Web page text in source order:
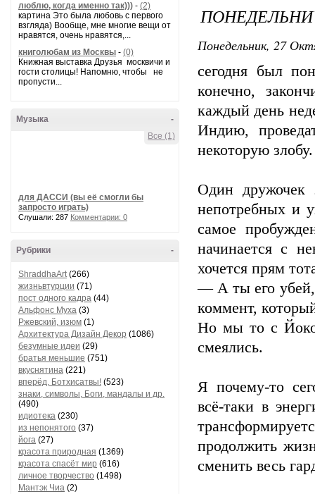
люблю, когда именно так))) - (2)
картина Это была любовь с первого
взгляда) Вообще, мне многие вещи от
нравятся, очень нравятся,...
книголюбам из Москвы - (0)
Книжная выставка Друзья москвичи и
гости столицы! Напомню, чтобы не
пропусти...
-
Музыка
Все (1)
для ДАССИ (вы её смогли бы
запросто играть)
Слушали: 287 Комментарии: 0
-
Рубрики
ShraddhaArt(266)
жизньвтурции (71)
пост одного кадра (44)
Альфонс Муха (3)
Ржевский, изюм (1)
Архитектура Дизайн Декор (1086)
безумные идеи (29)
братья меньшие (751)
вкуснятина (221)
вперёд, Ботхисатвы! (523)
знаки, символы, Боги, мандалы и др.
(490)
идиотека (230)
из непонятого (37)
йога (27)
красота природная (1369)
красота спасёт мир (616)
личное творчество (1498)
Мантэк Чиа (2)
Понедельник, 27
сегодня был
конечно,
каждый день
Индию,
некоторую злобу.
Один дружочек
непотребных и
самое
начинается с
хочется прям
— А ты его
коммент,
Но мы то с Йоко
смеялись.
Я почему-то
всё-таки в
продолжить
сменить весь